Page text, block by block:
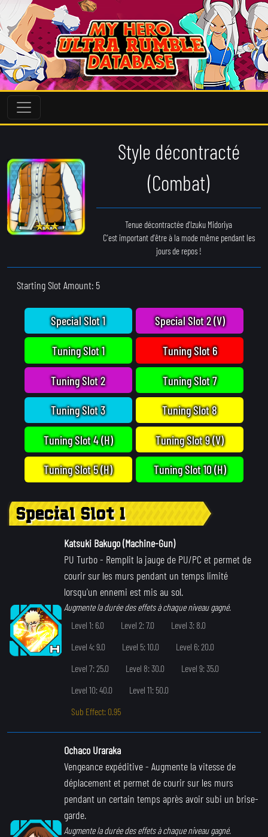
Style décontracté
(Combat)
Tenue décontractée d'Izuku Midoriya
C'est important d'être à la mode même pendant les
jours de repos !
Starting Slot Amount: 5
Special Slot 1
Tuning Slot 1
Tuning Slot 2
Tuning Slot 3
Tuning Slot 4 (H)
Tuning Slot 5 (H)
Special Slot 2 (V)
Tuning Slot 6
Tuning Slot 7
Tuning Slot 8
Tuning Slot 9 (V)
Tuning Slot 10 (H)
Special Slot 1
Katsuki Bakugo (Machine-Gun)
PU Turbo- Remplit la jauge de PU/PC et permet de
courir sur les murs pendant un temps limité
lorsqu'un ennemi est mis au sol.
Augmente la durée des effets à chaque niveau gagné.
Level 1: 6.0
Level 2: 7.0
Level 3: 8.0
Level 4: 9.0
Level 5: 10.0
Level 6: 20.0
Level 7: 25.0
Level 8: 30.0
Level 9: 35.0
Level 10: 40.0
Level 11: 50.0
Sub Effect: 0.95
Ochaco Uraraka
Vengeance expéditive- Augmente la vitesse de
déplacement et permet de courir sur les murs
pendant un certain temps après avoir subi un brise-
garde.
Augmente la durée des effets à chaque niveau gagné.